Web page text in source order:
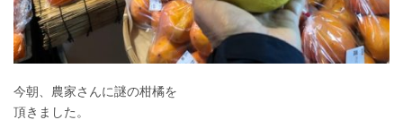
今朝、農家さんに謎の柑橘を
頂きました。